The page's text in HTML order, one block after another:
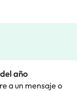
año
a un mensaje o